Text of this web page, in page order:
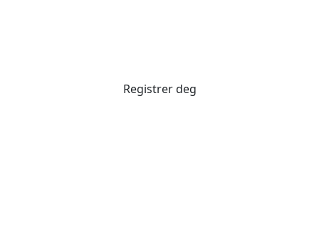
Registrer deg